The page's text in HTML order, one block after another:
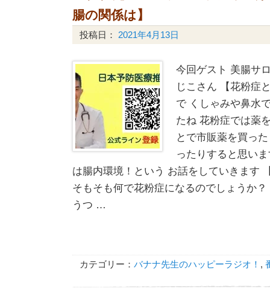
腸の関係は】
投稿日： 2021年4月13日
今回ゲスト 美腸
じこさん 【花粉症
で くしゃみや鼻水
たね 花粉症では薬
とで市販薬を買っ
ったりすると思い
は腸内環境！という お話をしていきます
そもそも何で花粉症になるのでしょうか
うつ …
カテゴリー： バナナ先生のハッピーラジオ！ ,